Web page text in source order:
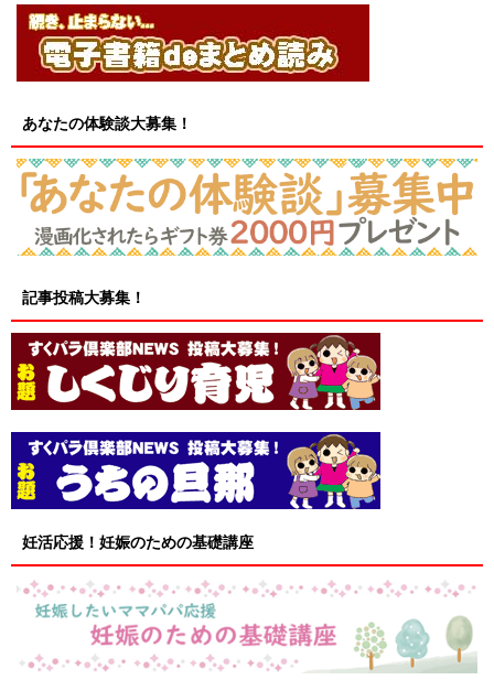
あなたの体験談大募集！
記事投稿大募集！
妊活応援！妊娠のための基礎講座